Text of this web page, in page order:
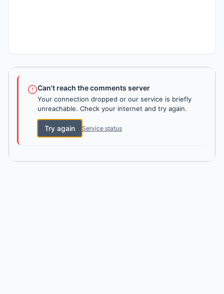
Can't reach the comments server
Your connection dropped or our service is briefly
unreachable. Check your internet and try again.
Try again Service status